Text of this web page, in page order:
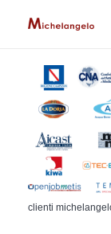
clienti